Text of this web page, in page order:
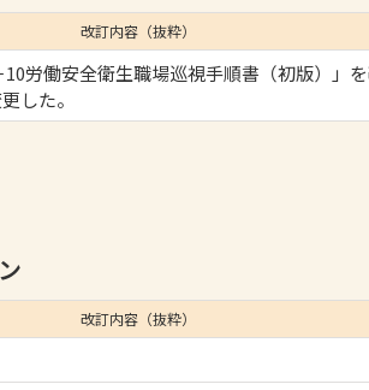
改訂内容（抜粋）
労働安全衛生職場巡視手順書（初版）」を
した。
改訂内容（抜粋）